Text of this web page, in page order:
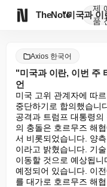
TheNote
제
품
Axios 한국어
"미국과 이란, 이번 주
언
미국 고위 관계자에 따
중단하기로 합의했습니
공격과 트럼프 대통령
의 충돌은 호르무즈 해
서 비롯되었습니다. 양
이라고 밝혔습니다. 기
이동할 것으로 예상됩
예정되어 있습니다. 이
를 대가로 호르무즈 해